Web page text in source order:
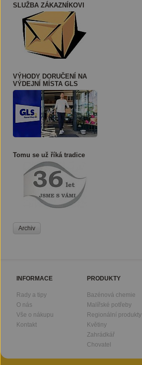
SLUŽBA ZÁKAZNÍKOVI
VÝHODY DORUČENÍ NA
VÝDEJNÍ MÍSTA GLS
Tomu se už říká tradice
Archiv
INFORMACE PRODUKTY
Rady a tipy
O nás
Vše o nákupu
Kontakt
Bazénová chemie
Malířské potřeby
Regionální produkty
Květiny
Zahrádkář
Chovatel